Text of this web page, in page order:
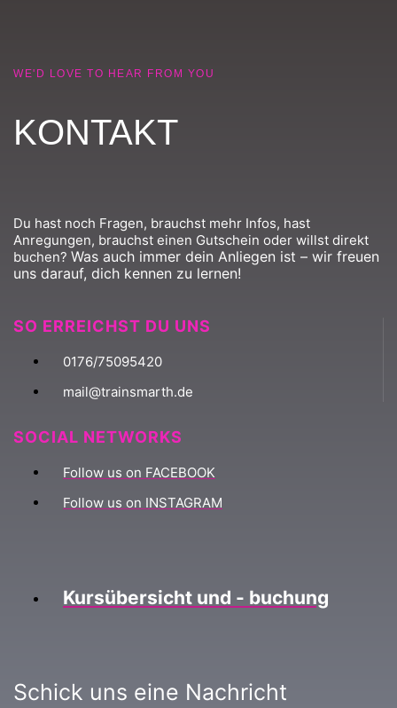
WE'D LOVE TO HEAR FROM YOU
KONTAKT
Du hast noch Fragen, brauchst mehr Infos, hast
Anregungen, brauchst einen Gutschein oder willst direkt
buchen? Was auch immer dein Anliegen ist – wir freuen
uns darauf, dich kennen zu lernen!
SO ERREICHST DU UNS
0176/75095420
mail@trainsmarth.de
SOCIAL NETWORKS
Follow us on FACEBOOK
Follow us on INSTAGRAM
Kursübersicht und - buchung
Schick uns eine Nachricht